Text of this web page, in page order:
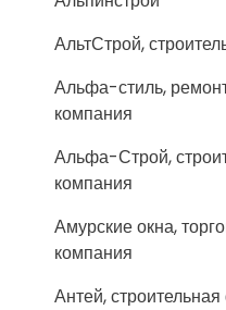
АльтСтрой,
Альфа-стиль,
компания
Альфа-Строй,
компания
Амурские окна,
компания
Антей,